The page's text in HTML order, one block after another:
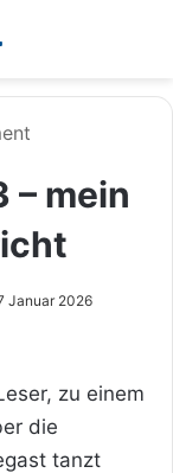
– mein
Januar 2026
zu einem
die
tanzt